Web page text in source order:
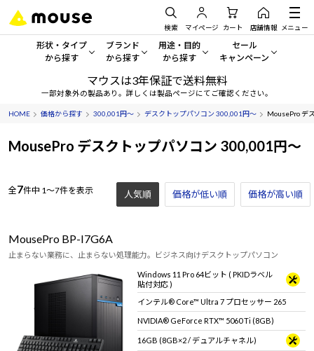
検索 マイページ カート 店舗情報 メニュー
形状・タイプ
から探す
形状・タイプから探す をすべてみる
デスクトップPC
ノートPC
タブレット
ワークステーション
ブランド
から探す
mouse
G TUNE
NEXTGEAR
DAIV
iiyama
Windows 11|Copilot+ PC
用途・目的
から探す
一般向けパソコン
ゲーミングPC・ゲーム向けパソコン
クリエイティブ向け
ビジネス向けパソコン
スペック/パーツ別
AIおすすめパソコン
Windows 11 |Copilot+ PC
セール
キャンペーン
セール・キャンペー
期間限定セール
Windows 11|Copilot+ PC
マウスは3年保証で送料無料
一部対象外の製品あり。詳しくは製品ページにてご確認ください。
HOME 価格から探す 300,001円～ デスクトップパソコン 300,001円～ MousePro デ
MousePro デスクトップパソコン 300,001円～
全7件中 1～7件を表示 人気順 価格が低い順 価格が高い順
MousePro BP-I7G6A
止まらない業務に、止まらない処理能力。ビジネス向けデスクトップパソコン
Windows 11 Pro 64ビット ( PKIDラベル
貼付対応 )
インテル® Core™ Ultra 7 プロセッサー 265
NVIDIA® GeForce RTX™ 5060 Ti (8GB)
16GB (8GB×2 / デュアルチャネル)